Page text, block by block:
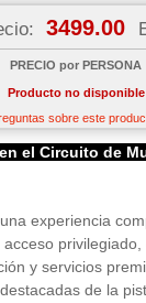
3499.00
PRECIO por PERSONA
Producto no disponible
sobre este
el Circuito de
experiencia
acceso
y servicios
de la